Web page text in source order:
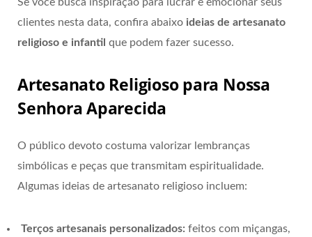
Se você busca inspiração para lucrar e emocionar seus
clientes nesta data, confira abaixo ideias de artesanato
religioso e infantil que podem fazer sucesso.
Artesanato Religioso para Nossa
Senhora Aparecida
O público devoto costuma valorizar lembranças
simbólicas e peças que transmitam espiritualidade.
Algumas ideias de artesanato religioso incluem:
Terços artesanais personalizados: feitos com miçangas,